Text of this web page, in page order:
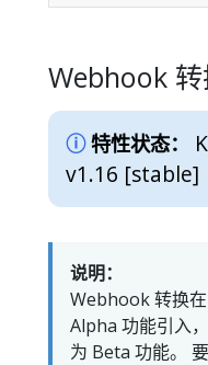
Webhook
特性状态：
v1.16 [stable]
说明：
Webhook 转换
Alpha 功能引入
为 Beta 功能。